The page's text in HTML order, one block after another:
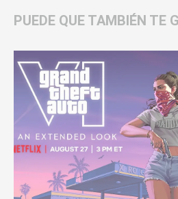
PUEDE QUE TAMBIÉN TE